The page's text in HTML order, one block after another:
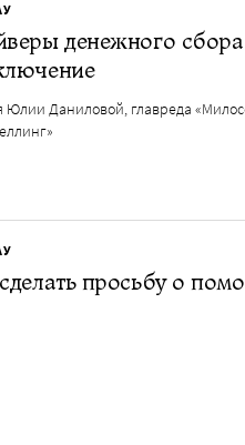
денежного
Юлии Даниловой, главреда
просьбу о